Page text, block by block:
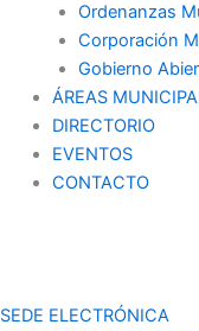
Ordenanzas
Corporación
Gobierno
ÁREAS
DIRECTORIO
EVENTOS
CONTACTO
SEDE ELECTRÓNICA